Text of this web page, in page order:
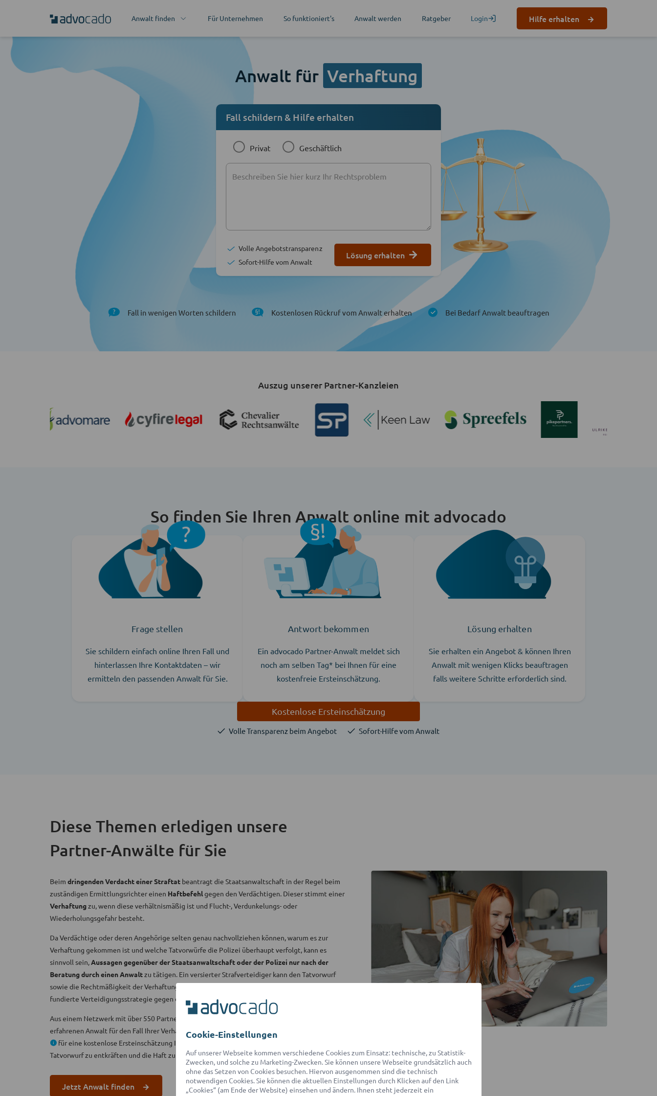
Anwalt finden Für Unternehmen So funktioniert's Anwalt werden Ratgeber Login Hilfe erhalten
Anwalt für Verhaftung
Fall schildern & Hilfe erhalten
Privat Geschäftlich
Volle Angebotstransparenz
Sofort-Hilfe vom Anwalt
Lösung erhalten
Fall in wenigen Worten schildern Kostenlosen Rückruf vom Anwalt erhalten Bei Bedarf Anwalt beauftragen
Auszug unserer Partner-Kanzleien
So finden Sie Ihren Anwalt online mit advocado
Frage stellen
Sie schildern einfach online Ihren Fall und
hinterlassen Ihre Kontaktdaten – wir
ermitteln den passenden Anwalt für Sie.
Antwort bekommen
Ein advocado Partner-Anwalt meldet sich
noch am selben Tag* bei Ihnen für eine
kostenfreie Ersteinschätzung.
Lösung erhalten
Sie erhalten ein Angebot & können Ihren
Anwalt mit wenigen Klicks beauftragen
falls weitere Schritte erforderlich sind.
Kostenlose Ersteinschätzung
Volle Transparenz beim Angebot Sofort-Hilfe vom Anwalt
Diese Themen erledigen unsere
Partner-Anwälte für Sie
Beim dringenden Verdacht einer Straftat beantragt die Staatsanwaltschaft in der Regel beim
zuständigen Ermittlungsrichter einen Haftbefehlgegen den Verdächtigen. Dieser stimmt einer
Verhaftungzu, wenn diese verhältnismäßig ist und Flucht-, Verdunkelungs- oder
Wiederholungsgefahr besteht.
Da Verdächtige oder deren Angehörige selten genau nachvollziehen können, warum es zur
Verhaftung gekommen ist und welche Tatvorwürfe die Polizei überhaupt verfolgt, kann es
sinnvoll sein,Aussagen gegenüber der Staatsanwaltschaft oder der Polizei nur nach der
Beratung durch einen Anwaltzu tätigen. Ein versierter Strafverteidiger kann den Tatvorwurf
sowie die Rechtmäßigkeit der Verhaftung anhand der Ermittlungsakten prüfen und eine juristisch
fundierte Verteidigungsstrategie gegen die Vorwürfe entwickeln.
Aus einem Netzwerk mit über 550 Partner-Anwälten findet advocado für Sie schnell einen
erfahrenen Anwalt für den Fall Ihrer Verhaftung. Dieser kontaktiert Sie
für eine kostenlose Ersteinschätzung Ihrer Erfolgsaussichten und Handlungsoptionen, um den
Tatvorwurf zu entkräften und die Haft zu beenden.
Jetzt Anwalt finden
Cookie-Einstellungen
Auf unserer Webseite kommen verschiedene Cookies zum Einsatz: technische, zu Statistik-
Zwecken, und solche zu Marketing-Zwecken. Sie können unsere Webseite grundsätzlich auch
ohne das Setzen von Cookies besuchen. Hiervon ausgenommen sind die technisch
notwendigen Cookies. Sie können die aktuellen Einstellungen durch Klicken auf den Link
„Cookies“ (am Ende der Website) einsehen und ändern. Ihnen steht jederzeit ein